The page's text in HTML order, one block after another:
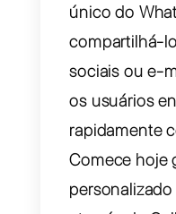
Callbell
usuários
com você